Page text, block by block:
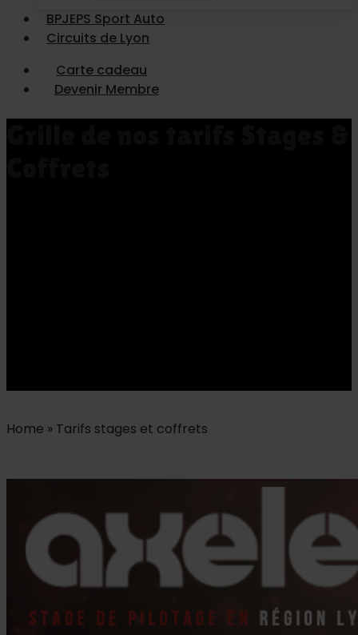
BPJEPS Sport Auto
Circuits de Lyon
Carte cadeau
Devenir Membre
Home » Tarifs stages et coffrets